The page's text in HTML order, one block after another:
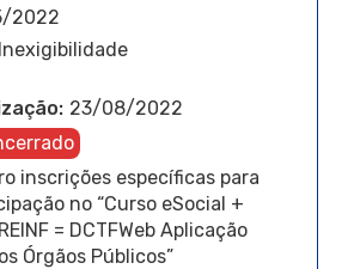
2022
Inexigibilidade
23/08/2022
inscrições específicas para
no “Curso eSocial +
= DCTFWeb Aplicação
Órgãos Públicos”